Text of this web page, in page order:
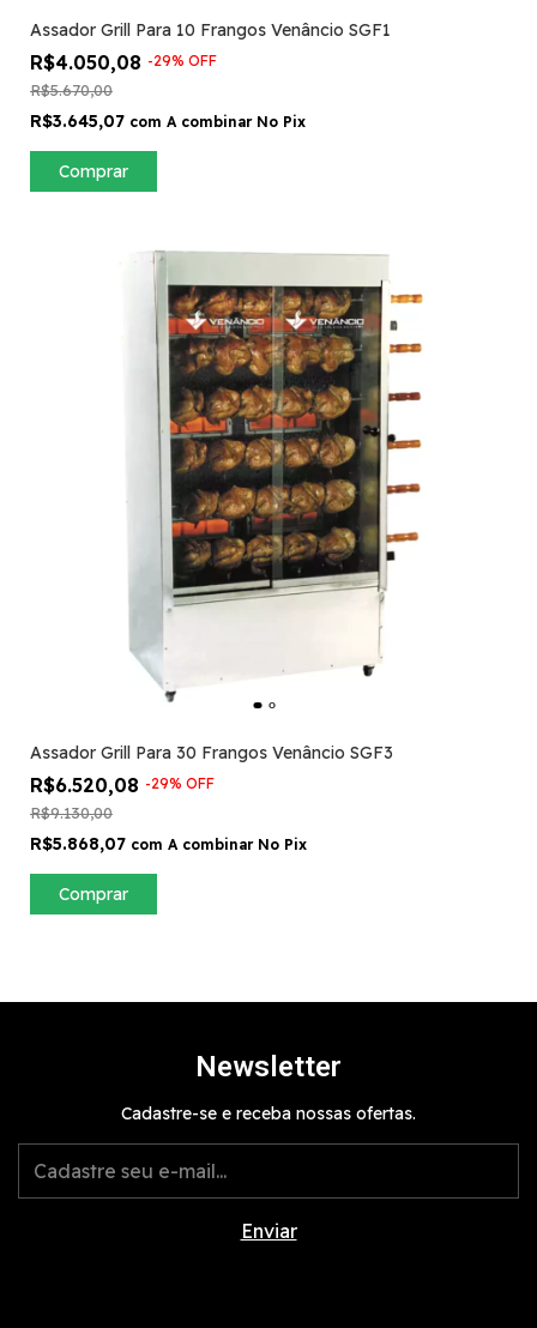
Assador Grill Para 10 Frangos Venâncio SGF1
R$4.050,08 -29% OFF
R$5.670,00
R$3.645,07 com A combinar No Pix
Comprar
Assador Grill Para 30 Frangos Venâncio SGF3
R$6.520,08 -29% OFF
R$9.130,00
R$5.868,07 com A combinar No Pix
Comprar
Newsletter
Cadastre-se e receba nossas ofertas.